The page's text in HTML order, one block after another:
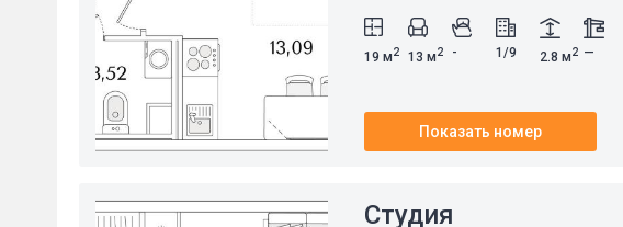
19 м2 13 м2 - 1/9 2.8 м2 —
Показать номер
Студия